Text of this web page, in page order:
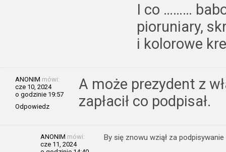
I co ………
pioruniary,
i kolorowe
ANONIM mówi:
cze 10, 2024
o godzinie 19:57
Odpowiedz
A może prezydent z
zapłacił co podpisał.
ANONIM mówi:
cze 11, 2024
By się znowu wziął za